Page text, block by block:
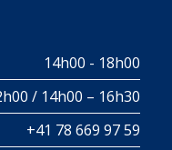
14h00 - 18h00
/ 14h00 – 16h30
+41 78 669 97 59